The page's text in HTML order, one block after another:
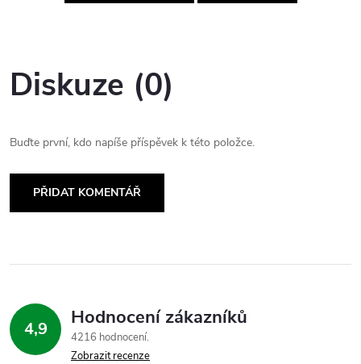
Diskuze (0)
Buďte první, kdo napíše příspěvek k této položce.
PŘIDAT KOMENTÁŘ
4,9 Hodnocení zákazníků
4216 hodnocení
Zobrazit recenze